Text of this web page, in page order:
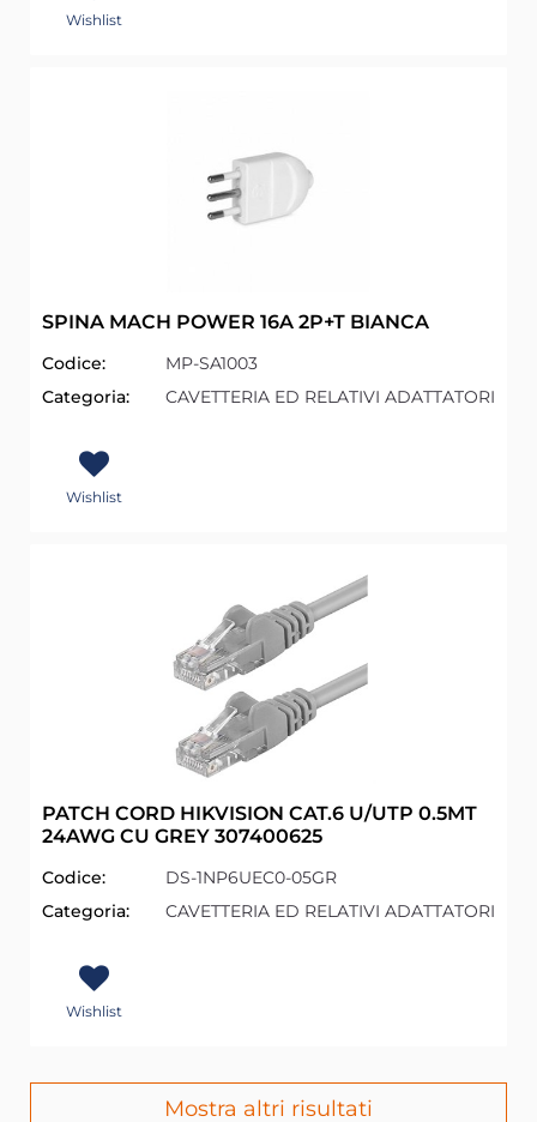
Wishlist
SPINA MACH POWER 16A 2P+T BIANCA
Codice:
MP-SA1003
Categoria:
CAVETTERIA ED RELATIVI ADATTATORI
Wishlist
PATCH CORD HIKVISION CAT.6 U/UTP 0.5MT
24AWG CU GREY 307400625
Codice:
DS-1NP6UEC0-05GR
Categoria:
CAVETTERIA ED RELATIVI ADATTATORI
Wishlist
Mostra altri risultati